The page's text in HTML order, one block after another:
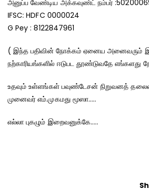
அனுப்ப வேண்டிய அக்கவுண்ட் நம்பர்
IFSC: HDFC 0000024
G Pey : 8122847961
( இந்த பதிவின் நோக்கம் ஏனைய அனைவரும்
நற்காரியங்களில் ஈடுபட தூண்டுவதே எங்களது
உதவும் உள்ளங்கள் பவுண்டேசன் நிறுவனத்
முனைவர் எம்.முகமது மூஸா…..
எல்லா புகழும் இறைவனுக்கே…..